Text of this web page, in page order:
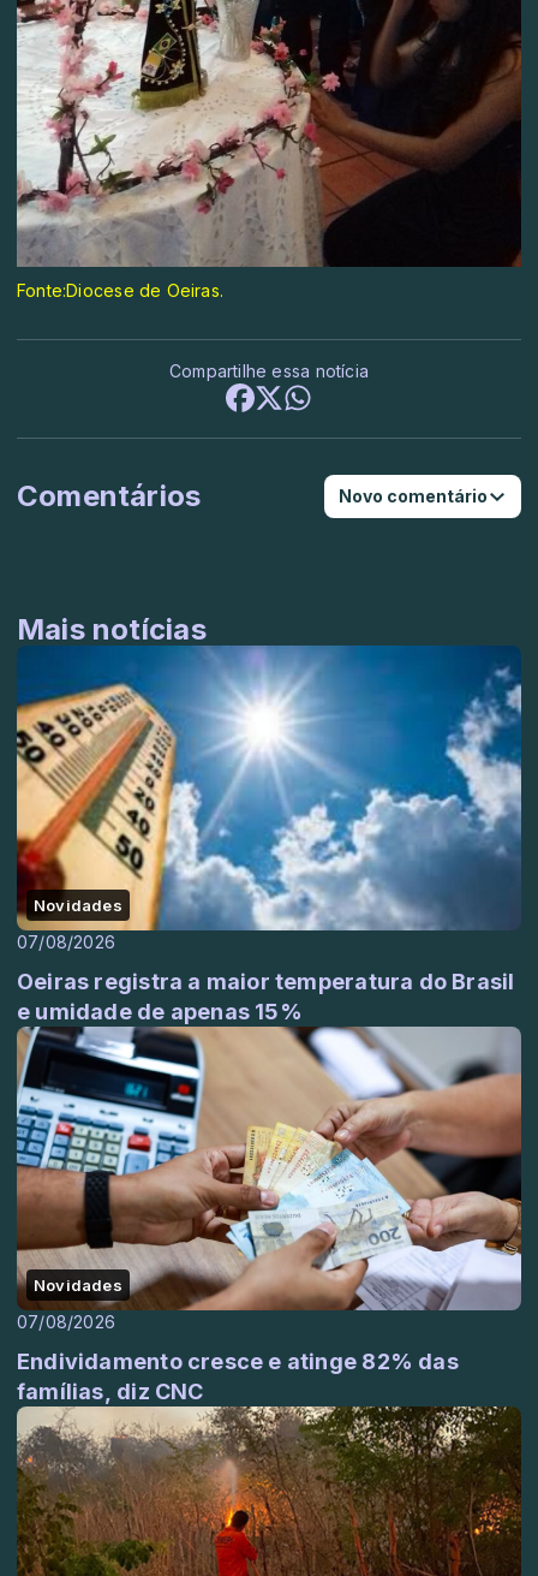
Fonte:Diocese de Oeiras.
Compartilhe essa notícia
Comentários Novo comentário
Mais notícias
Novidades
07/08/2026
Oeiras registra a maior temperatura do Brasil
e umidade de apenas 15%
Novidades
07/08/2026
Endividamento cresce e atinge 82% das
famílias, diz CNC